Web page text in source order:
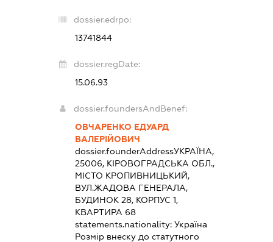
dossier.edrpo:
13741844
dossier.regDate:
15.06.93
dossier.foundersAndBenef:
ОВЧАРЕНКО ЕДУАРД
ВАЛЕРІЙОВИЧ
dossier.founderAddressУКРАЇНА,
25006, КІРОВОГРАДСЬКА ОБЛ.,
МІСТО КРОПИВНИЦЬКИЙ,
ВУЛ.ЖАДОВА ГЕНЕРАЛА,
БУДИНОК 28, КОРПУС 1,
КВАРТИРА 68
statements.nationality:Україна
Розмір внеску до статутного